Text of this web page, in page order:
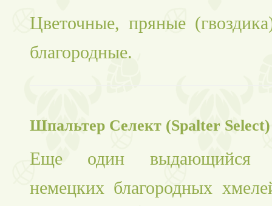
Цветочные, пряные
благородные.
Шпальтер Селект (Spalter Select)
Еще один выдающийся
немецких благородных